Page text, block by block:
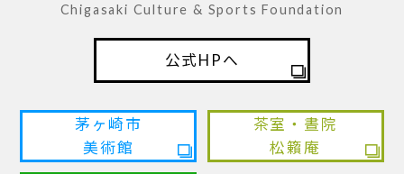
Chigasaki Culture & Sports Foundation
公式HPへ
茅ヶ崎市
美術館
茶室・晝院
松籟庵